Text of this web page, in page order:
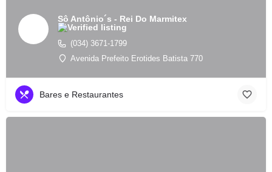
Sô Antônio´s - Rei Do Marmitex
(034) 3671-1799
Avenida Prefeito Erotides Batista 770
Bares e Restaurantes